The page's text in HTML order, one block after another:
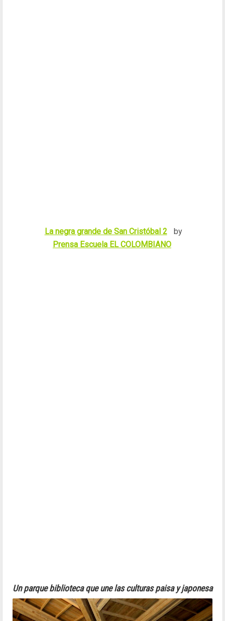
La negra grande de San Cristóbal 2
by
Prensa Escuela EL COLOMBIANO
Un parque biblioteca que une las culturas paisa y japonesa